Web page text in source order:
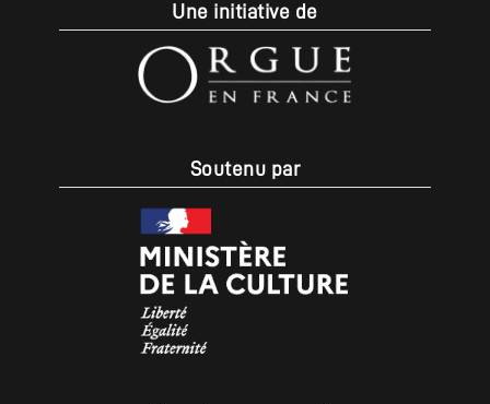
Une initiative de
Soutenu par